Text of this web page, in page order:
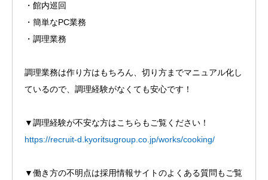
・館内巡回
・簡単なPC業務
・調理業務
調理業務は作り方はもちろん、切り方までマニュアル化し
ているので、調理経験がなくても安心です！
▼調理経験が不安な方はこちらもご覧ください！
https://recruit-d.kyoritsugroup.co.jp/works/cooking/
▼働き方の不明点は採用情報サイトのよくある質問もご覧